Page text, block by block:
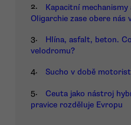
2.
Kapacitní
Oligarchie zase obere nás
3.
Hlína, asfalt, beton.
velodromu?
4. Sucho v době
5.
Ceuta jako nástroj
pravice rozděluje Evropu